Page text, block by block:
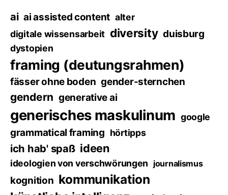
ai ai assisted content alter
digitale wissensarbeit diversity duisburg
dystopien
framing (deutungsrahmen)
fässer ohne boden gender-sternchen
gendern generative ai
generisches maskulinum google
grammatical framing hörtipps
ich hab' spaß ideen
ideologien von verschwörungen journalismus
kognition kommunikation